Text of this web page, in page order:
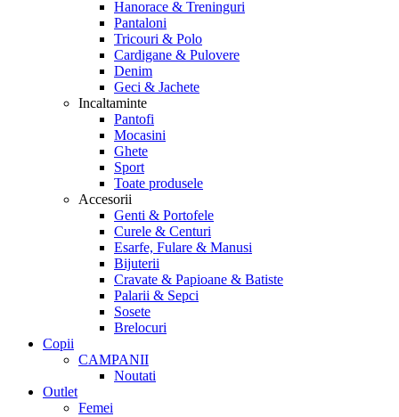
Hanorace & Treninguri
Pantaloni
Tricouri & Polo
Cardigane & Pulovere
Denim
Geci & Jachete
Incaltaminte
Pantofi
Mocasini
Ghete
Sport
Toate produsele
Accesorii
Genti & Portofele
Curele & Centuri
Esarfe, Fulare & Manusi
Bijuterii
Cravate & Papioane & Batiste
Palarii & Sepci
Sosete
Brelocuri
Copii
CAMPANII
Noutati
Outlet
Femei